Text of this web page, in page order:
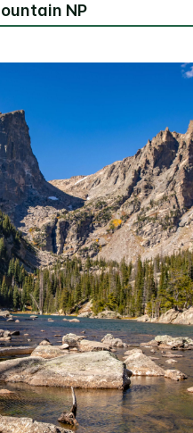
NP